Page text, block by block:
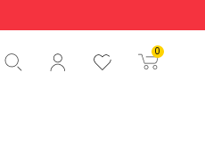
0
0,00 €